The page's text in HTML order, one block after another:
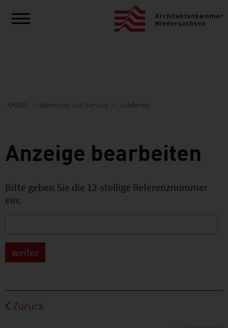
AKNDS Beratung und Service Jobbörse
Anzeige bearbeiten
Bitte geben Sie die 12-stellige Referenznummer
ein:
Zurück